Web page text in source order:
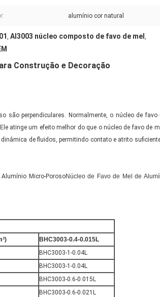
alumínio cor natural
, Al3003 núcleo composto de favo de mel ,
Construção e Decoração
são perpendiculares. Normalmente, o núcleo de favo
atinge um efeito melhor do que o núcleo de favo de
de fluidos, permitindo contato e atrito
Micro-PorosoNúcleo de Favo de Mel de
BHC3003-0.4-0.015L
BHC3003-1-0.04L
BHC3003-1-0.04L
BHC3003-0.6-0.015L
BHC3003-0.6-0.021L